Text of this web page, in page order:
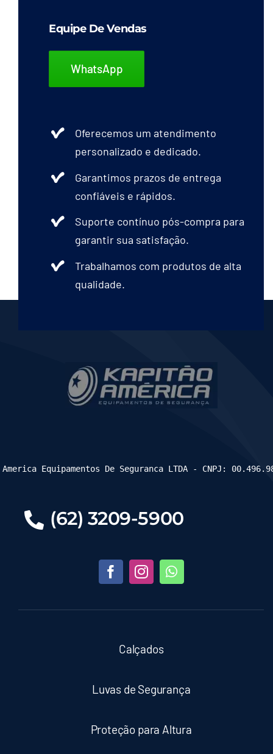
Equipe De Vendas
WhatsApp
Oferecemos um atendimento
personalizado e dedicado.
Garantimos prazos de entrega
confiáveis e rápidos.
Suporte contínuo pós-compra para
garantir sua satisfação.
Trabalhamos com produtos de alta
qualidade.
(62) 3209-5900
Calçados
Luvas de Segurança
Proteção para Altura
Equipamentos De Seguranca LTDA - CNPJ: